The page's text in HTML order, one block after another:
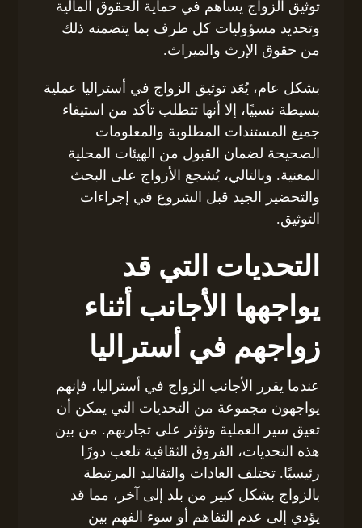
توثيق الزواج يساهم في حماية الحقوق المالية
وتحديد مسؤوليات كل طرف بما يتضمنه ذلك
من حقوق الإرث والميراث.
بشكل عام، يُعَد توثيق الزواج في أستراليا عملية
بسيطة نسبيًا، إلا أنها تتطلب تأكد من استيفاء
جميع المستندات المطلوبة والمعلومات
الصحيحة لضمان القبول من الهيئات المحلية
المعنية. وبالتالي، يُشجع الأزواج على البحث
والتحضير الجيد قبل الشروع في إجراءات
التوثيق.
التحديات التي قد
يواجهها الأجانب أثناء
زواجهم في أستراليا
عندما يقرر الأجانب الزواج في أستراليا، فإنهم
يواجهون مجموعة من التحديات التي يمكن أن
تعيق سير العملية وتؤثر على تجاربهم. من بين
هذه التحديات، الفروق الثقافية تلعب دورًا
رئيسيًا. تختلف العادات والتقاليد المرتبطة
بالزواج بشكل كبير من بلد إلى آخر، مما قد
يؤدي إلى عدم التفاهم أو سوء الفهم بين